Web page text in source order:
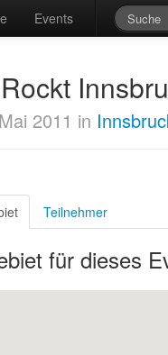
Events
2011 in
Teilnehmer
für dieses